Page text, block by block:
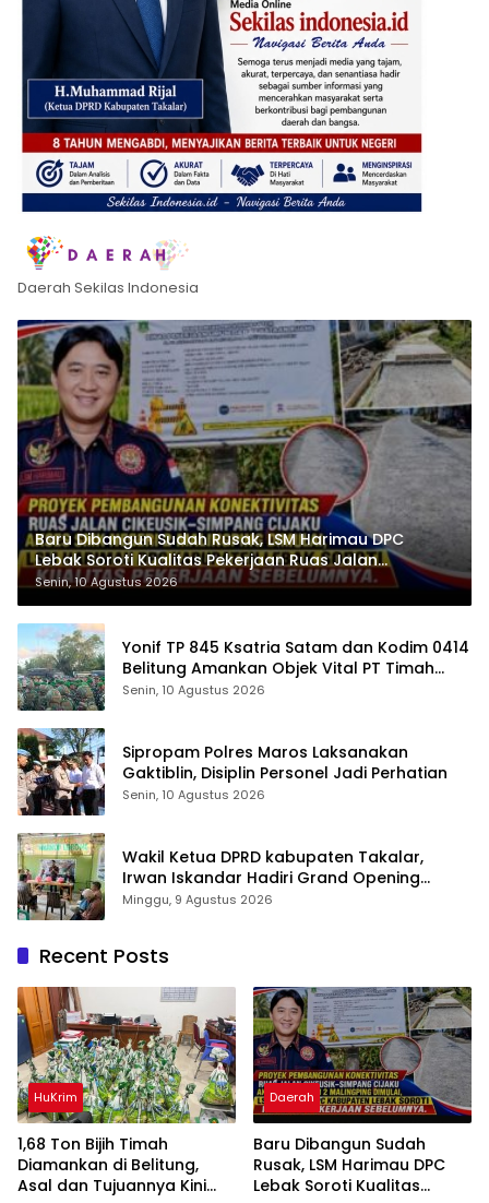
Daerah Sekilas Indonesia
Baru Dibangun Sudah Rusak, LSM Harimau DPC
Lebak Soroti Kualitas Pekerjaan Ruas Jalan
Cikeusik-Simpang Cijaku
Senin, 10 Agustus 2026
Yonif TP 845 Ksatria Satam dan Kodim 0414
Belitung Amankan Objek Vital PT Timah
Saat Aksi Penambang
Senin, 10 Agustus 2026
Sipropam Polres Maros Laksanakan
Gaktiblin, Disiplin Personel Jadi Perhatian
Senin, 10 Agustus 2026
Wakil Ketua DPRD kabupaten Takalar,
Irwan Iskandar Hadiri Grand Opening
Rumah sehat Pertama di Takalar, Melayani
Minggu, 9 Agustus 2026
Recent Posts
HuKrim
1,68 Ton Bijih Timah
Diamankan di Belitung,
Asal dan Tujuannya Kini
Daerah
Baru Dibangun Sudah
Rusak, LSM Harimau DPC
Lebak Soroti Kualitas